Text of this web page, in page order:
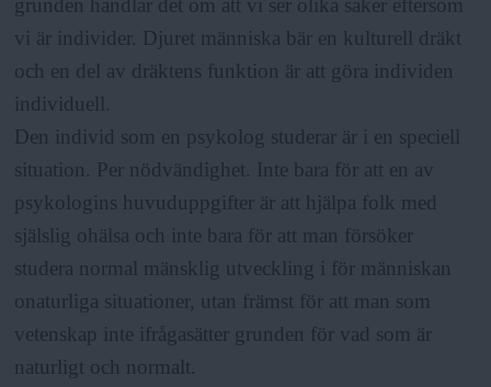
grunden handlar det om att vi ser olika saker eftersom
vi är individer. Djuret människa bär en kulturell dräkt
och en del av dräktens funktion är att göra individen
individuell.
Den individ som en psykolog studerar är i en speciell
situation. Per nödvändighet. Inte bara för att en av
psykologins huvuduppgifter är att hjälpa folk med
själslig ohälsa och inte bara för att man försöker
studera normal mänsklig utveckling i för människan
onaturliga situationer, utan främst för att man som
vetenskap inte ifrågasätter grunden för vad som är
naturligt och normalt.